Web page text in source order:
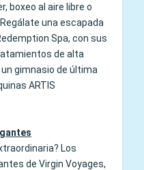
boxeo al aire libre o
una escapada
Spa, con sus
de alta
gimnasio de última
ARTIS
Los
de Virgin Voyages,